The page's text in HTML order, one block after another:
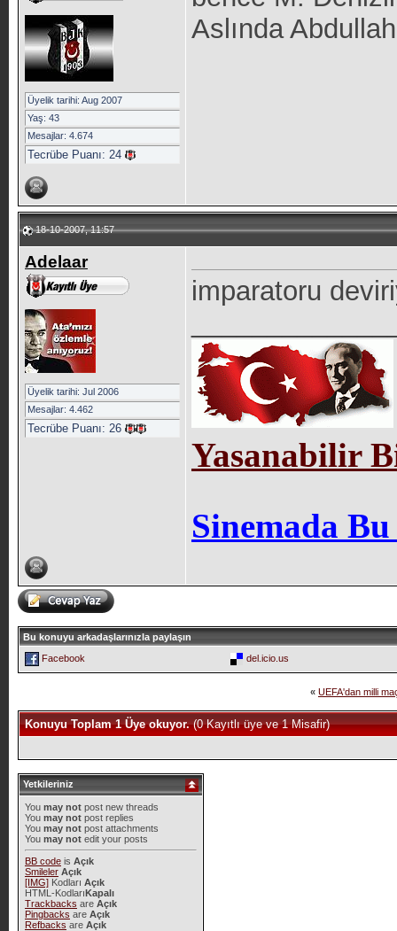
Üyelik tarihi: Aug 2007
Yaş: 43
Mesajlar: 4.674
Tecrübe Puanı: 24
Aslında
18-10-2007, 11:57
Adelaar
Üyelik tarihi: Jul 2006
Mesajlar: 4.462
Tecrübe Puanı: 26
imparatoru
Yasanabilir
Sinemada
Bu konuyu arkadaşlarınızla paylaşın
Facebook
del.icio.us
« UEFA'dan milli
Konuyu Toplam 1 Üye okuyor.(0 Kayıtlı üye ve 1 Misafir)
Yetkileriniz
You may notpost new threads
You may notpost replies
You may notpost attachments
You may notedit your posts
BB codeis Açık
Smileler Açık
[IMG]Kodları Açık
HTML-KodlarıKapalı
Trackbacks are Açık
Pingbacks are Açık
Refbacks are Açık